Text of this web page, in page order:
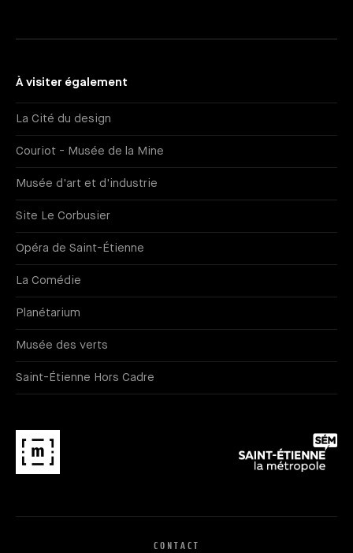
À visiter également
La Cité du design
Couriot - Musée de la Mine
Musée d'art et d'industrie
Site Le Corbusier
Opéra de Saint-Étienne
La Comédie
Planétarium
Musée des verts
Saint-Étienne Hors Cadre
CONTACT